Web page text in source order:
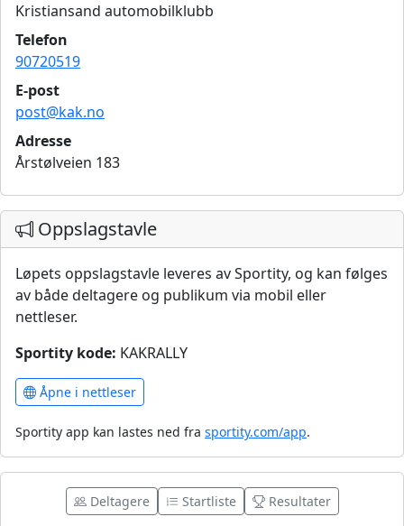
Kristiansand automobilklubb
Telefon
90720519
E-post
post@kak.no
Adresse
Årstølveien 183
Oppslagstavle
Løpets oppslagstavle leveres av Sportity, og kan følges
av både deltagere og publikum via mobil eller
nettleser.
Sportity kode: KAKRALLY
Åpne i nettleser
Sportity app kan lastes ned fra sportity.com/app.
Deltagere Startliste Resultater